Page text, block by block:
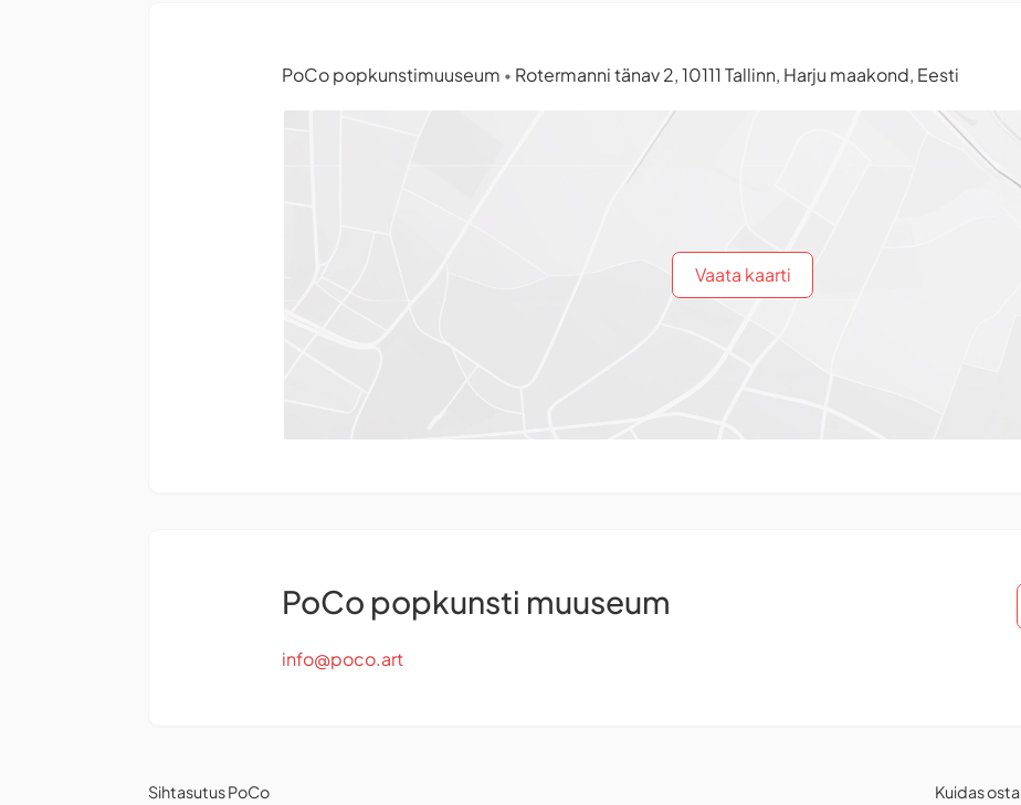
PoCo popkunstimuuseum • Rotermanni tänav 2, 10111 Tallinn, Harju maakond, Eesti
Vaata kaarti
PoCo popkunsti muuseum
info@poco.art
Sihtasutus PoCo Kuidas osta